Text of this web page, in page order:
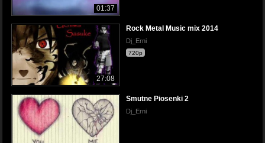
01:37
27:08
Rock Metal Music mix 2014
Dj_Erni
720p
Smutne Piosenki 2
Dj_Erni